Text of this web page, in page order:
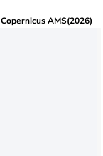
Copernicus AMS(2026)